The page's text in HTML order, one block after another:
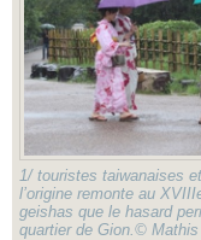
1/ touristes taiwanaises
l’origine remonte au
geishas que le hasard
quartier de Gion.© Mathis